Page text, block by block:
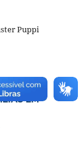
Puppi
E
EM